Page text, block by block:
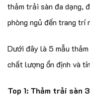
thảm trải sàn đa dạng,
phòng ngủ đến trang trí
Dưới đây là 5 mẫu
chất lượng ổn định và
Top 1: Thảm trải sàn